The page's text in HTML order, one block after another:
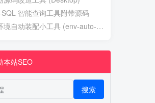
智能查询工具附带源码
自动装配小工具 (env-auto-setup)
本站SEO
搜索